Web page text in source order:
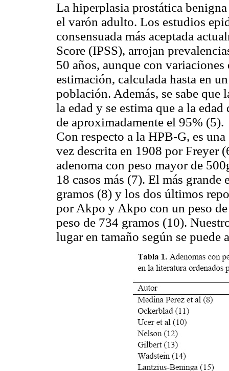
La hiperplasia prostática
el varón adulto. Los estudios
consensuada más aceptada
Score (IPSS), arrojan
50 años, aunque con
estimación, calculada hasta en
población. Además, se sabe que
la edad y se estima que a la
de aproximadamente el 95% (5).
Con respecto a la HPB-G, es
vez descrita en 1908 por Freyer
adenoma con peso mayor de
18 casos más (7). El más grande
gramos (8) y los dos últimos
por Akpo y Akpo con un peso
peso de 734 gramos (10).
lugar en tamaño según se puede